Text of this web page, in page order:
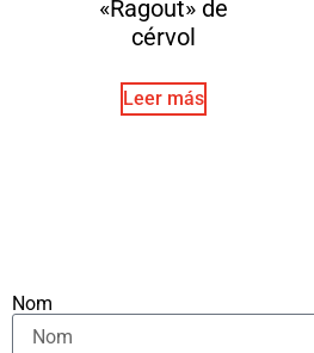
«Ragout» de
cérvol
Leer más
Nom